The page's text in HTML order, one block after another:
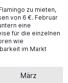
zu mieten,
von 6 €. Februar
eine
für die einzelnen
wie
im Markt
März